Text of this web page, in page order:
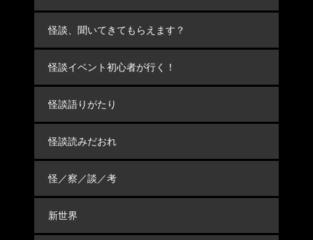
怪談、聞いてきてもらえます？
怪談イベント初心者が行く！
怪談語りがたり
怪談読みだおれ
怪／察／談／考
新世界